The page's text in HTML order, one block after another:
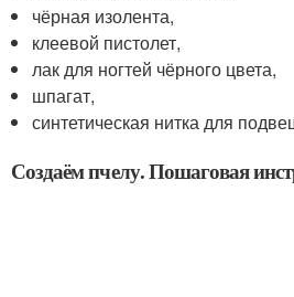
чёрная изолента,
клеевой пистолет,
лак для ногтей чёрного цвета,
шпагат,
синтетическая нитка для
Создаём пчелу. Пошаговая